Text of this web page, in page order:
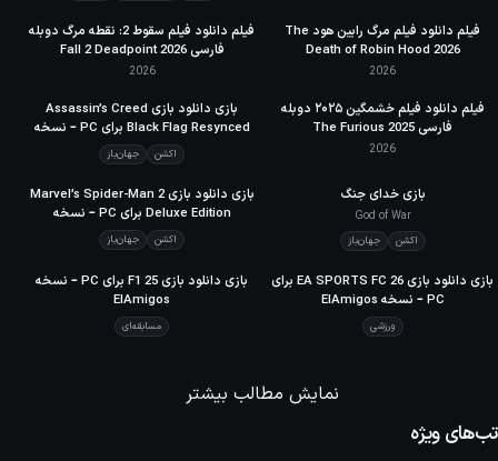
فیلم دانلود فیلم مرگ رابین هود The
Death of Robin Hood 2026
2026
فیلم دانلود فیلم سقوط 2: نقطه مرگ دوبله
فارسی 2026 Fall 2 Deadpoint
2026
فیلم دانلود فیلم خشمگین ۲۰۲۵ دوبله
فارسی The Furious 2025
2026
META90
بازی دانلود بازی Assassin’s Creed
Black Flag Resynced برای PC – نسخه
ElAmigos
اکشن جهان‌باز
بازی خدای جنگ
God of War
اکشن جهان‌باز
META90
بازی دانلود بازی Marvel’s Spider-Man 2
Deluxe Edition برای PC – نسخه
ElAmigos
اکشن جهان‌باز
META70
بازی دانلود بازی EA SPORTS FC 26 برای
PC – نسخه ElAmigos
ورزشی
META 70
بازی دانلود بازی F1 25 برای PC – نسخه
ElAmigos
مسابقه‌ای
نمایش مطالب بیشتر
تب‌های ویژه